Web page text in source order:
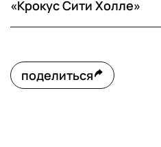
«Крокус Сити Холле»
поделиться